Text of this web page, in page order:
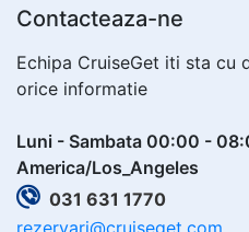
Contacteaza-ne
Echipa CruiseGet iti sta cu
orice informatie
Luni - Sambata 00:00 -
America/Los_Angeles
031 631 1770